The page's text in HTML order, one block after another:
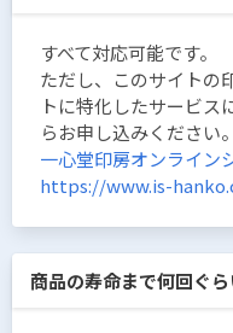
すべて対応可能です。
ただし、このサイトの
トに特化したサービス
らお申し込みください。
一心堂印房オンライン
https://www.is-
商品の寿命まで何回ぐ